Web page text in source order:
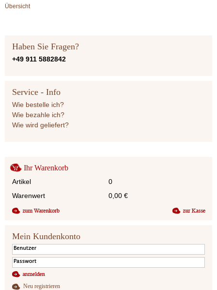
Übersicht
Haben Sie Fragen?
+49 911 5882842
Service - Info
Wie bestelle ich?
Wie bezahle ich?
Wie wird geliefert?
Ihr Warenkorb
Artikel
0
Warenwert
0,00 €
Mein Kundenkonto
Neu registrieren